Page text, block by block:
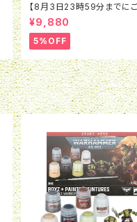
【8月3日23時59分までに
で5％OFF】ホルスヘレシー
オネス・アスタルテス：
ト・スカッド
¥9,880
5%OFF